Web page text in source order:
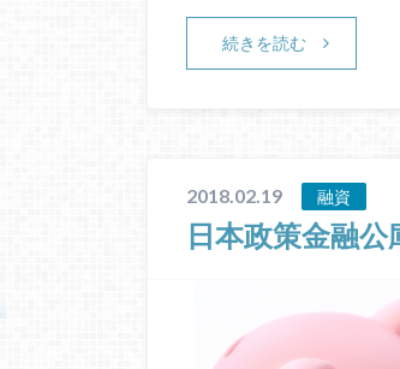
続きを読む
2018.02.19 融資
日本政策金融